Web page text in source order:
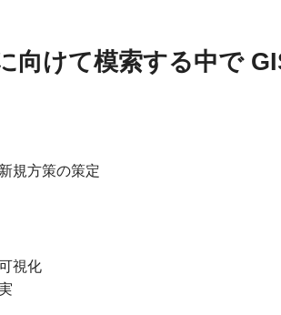
ス・
位
報
向けて模索する中で
規方策の策定
視化